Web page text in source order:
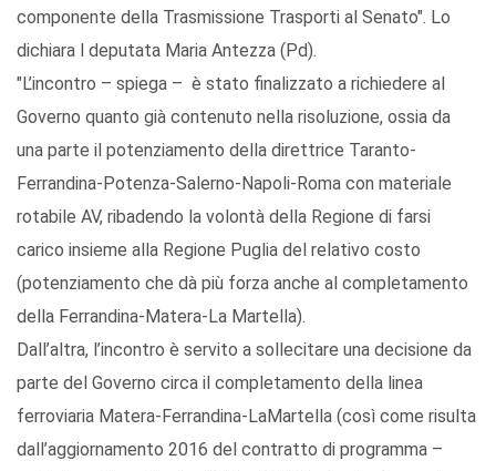
componente della Trasmissione Trasporti al Senato". Lo
dichiara l deputata Maria Antezza (Pd).
"L’incontro – spiega – è stato finalizzato a richiedere al
Governo quanto già contenuto nella risoluzione, ossia da
una parte il potenziamento della direttrice Taranto-
Ferrandina-Potenza-Salerno-Napoli-Roma con materiale
rotabile AV, ribadendo la volontà della Regione di farsi
carico insieme alla Regione Puglia del relativo costo
(potenziamento che dà più forza anche al completamento
della Ferrandina-Matera-La Martella).
Dall’altra, l’incontro è servito a sollecitare una decisione da
parte del Governo circa il completamento della linea
ferroviaria Matera-Ferrandina-LaMartella (così come risulta
dall’aggiornamento 2016 del contratto di programma –